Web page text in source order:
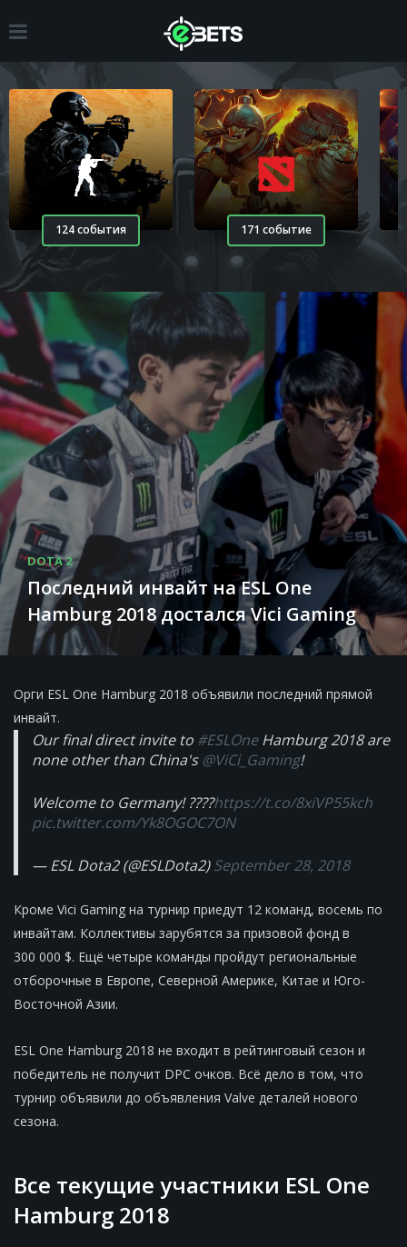
124 события 171 событие
DOTA 2
Последний инвайт на ESL One
Hamburg 2018 достался Vici Gaming
Орги ESL One Hamburg 2018 объявили последний прямой
инвайт.
Our final direct invite to #ESLOneHamburg 2018 are
none other than China's @ViCi_Gaming!
Welcome to Germany! ????https://t.co/8xiVP55kch
pic.twitter.com/Yk8OGOC7ON
— ESL Dota2 (@ESLDota2)September 28, 2018
Кроме Vici Gaming на турнир приедут 12 команд, восемь по
инвайтам. Коллективы зарубятся за призовой фонд в
300 000 $. Ещё четыре команды пройдут региональные
отборочные в Европе, Северной Америке, Китае и Юго-
Восточной Азии.
ESL One Hamburg 2018 не входит в рейтинговый сезон и
победитель не получит DPС очков. Всё дело в том, что
турнир объявили до объявления Valve деталей нового
сезона.
Все текущие участники ESL One
Hamburg 2018